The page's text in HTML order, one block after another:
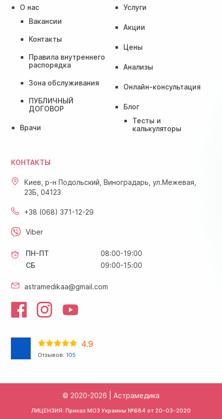
О нас
Вакансии
Контакты
Правила внутреннего
распорядка
Зона обслуживания
ПУБЛИЧНЫЙ
ДОГОВОР
Врачи
Услуги
Акции
Цены
Анализы
Онлайн-консультация
Блог
Тесты и
калькуляторы
КОНТАКТЫ
Киев, р-н Подольский, Виноградарь, ул.Межевая,
23Б, 04123
+38 (068) 371-12-29
Viber
ПН-ПТ
08:00-19:00
СБ
09:00-15:00
astramedikaa@gmail.com
4.9
Отзывов: 105
© 2020-2026 | Астрамедика
ЛИЦЕНЗИЯ: Приказ МОЗ Украины №684 от 20-03-2020